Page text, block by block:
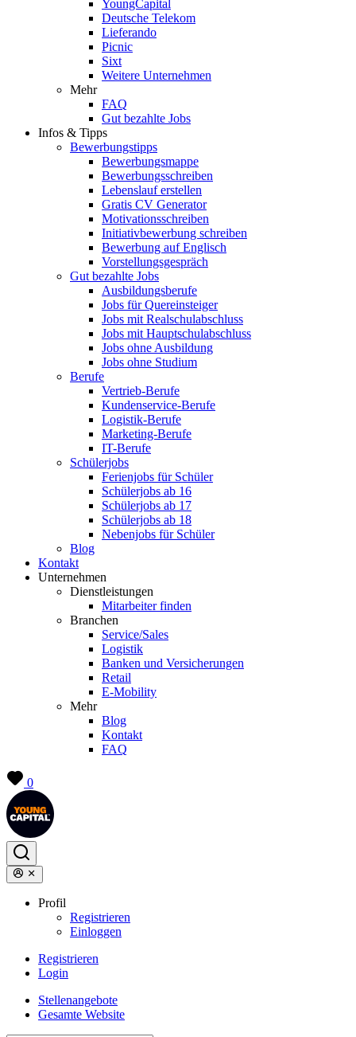
YoungCapital
Deutsche Telekom
Lieferando
Picnic
Sixt
Weitere Unternehmen
Mehr
FAQ
Gut bezahlte Jobs
Infos & Tipps
Bewerbungstipps
Bewerbungsmappe
Bewerbungsschreiben
Lebenslauf erstellen
Gratis CV Generator
Motivationsschreiben
Initiativbewerbung schreiben
Bewerbung auf Englisch
Vorstellungsgespräch
Gut bezahlte Jobs
Ausbildungsberufe
Jobs für Quereinsteiger
Jobs mit Realschulabschluss
Jobs mit Hauptschulabschluss
Jobs ohne Ausbildung
Jobs ohne Studium
Berufe
Vertrieb-Berufe
Kundenservice-Berufe
Logistik-Berufe
Marketing-Berufe
IT-Berufe
Schülerjobs
Ferienjobs für Schüler
Schülerjobs ab 16
Schülerjobs ab 17
Schülerjobs ab 18
Nebenjobs für Schüler
Blog
Kontakt
Unternehmen
Dienstleistungen
Mitarbeiter finden
Branchen
Service/Sales
Logistik
Banken und Versicherungen
Retail
E-Mobility
Mehr
Blog
Kontakt
FAQ
0
Profil
Registrieren
Einloggen
Registrieren
Login
Stellenangebote
Gesamte Website